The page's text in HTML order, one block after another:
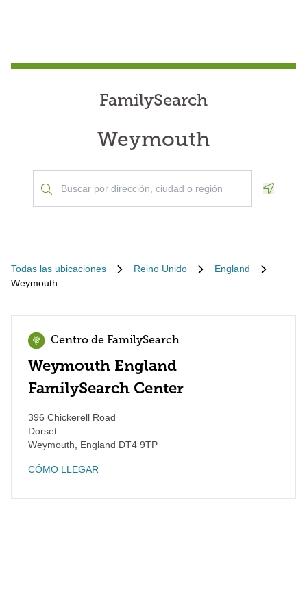
FamilySearch
Weymouth
Todas las ubicaciones Reino Unido
England
Weymouth
Centro de FamilySearch
Weymouth England
FamilySearch Center
396 Chickerell Road
Dorset
Weymouth
England DT4 9TP
CÓMO LLEGAR